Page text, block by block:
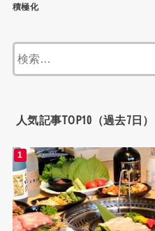
積極化
人気記事TOP10（過去7日）